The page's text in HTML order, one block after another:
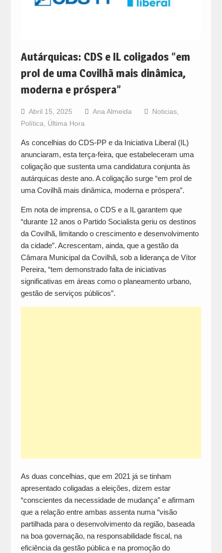
Autárquicas: CDS e IL coligados “em
prol de uma Covilhã mais dinâmica,
moderna e próspera”
Abril 15, 2025 Ana Almeida Noticias,
Política
Última Hora
As concelhias do CDS-PP e da Iniciativa Liberal (IL)
anunciaram, esta terça-feira, que estabeleceram uma
coligação que sustenta uma candidatura conjunta às
autárquicas deste ano. A coligação surge “em prol de
uma Covilhã mais dinâmica, moderna e próspera”.
Em nota de imprensa, o CDS e a IL garantem que
“durante 12 anos o Partido Socialista geriu os destinos
da Covilhã, limitando o crescimento e desenvolvimento
da cidade”. Acrescentam, ainda, que a gestão da
Câmara Municipal da Covilhã, sob a liderança de Vítor
Pereira, “tem demonstrado falta de iniciativas
significativas em áreas como o planeamento urbano,
gestão de serviços públicos”.
As duas concelhias, que em 2021 já se tinham
apresentado coligadas a eleições, dizem estar
“conscientes da necessidade de mudança” e afirmam
que a relação entre ambas assenta numa “visão
partilhada para o desenvolvimento da região, baseada
na boa governação, na responsabilidade fiscal, na
eficiência da gestão pública e na promoção do